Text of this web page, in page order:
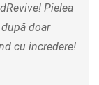
Pielea
doar
cu incredere!